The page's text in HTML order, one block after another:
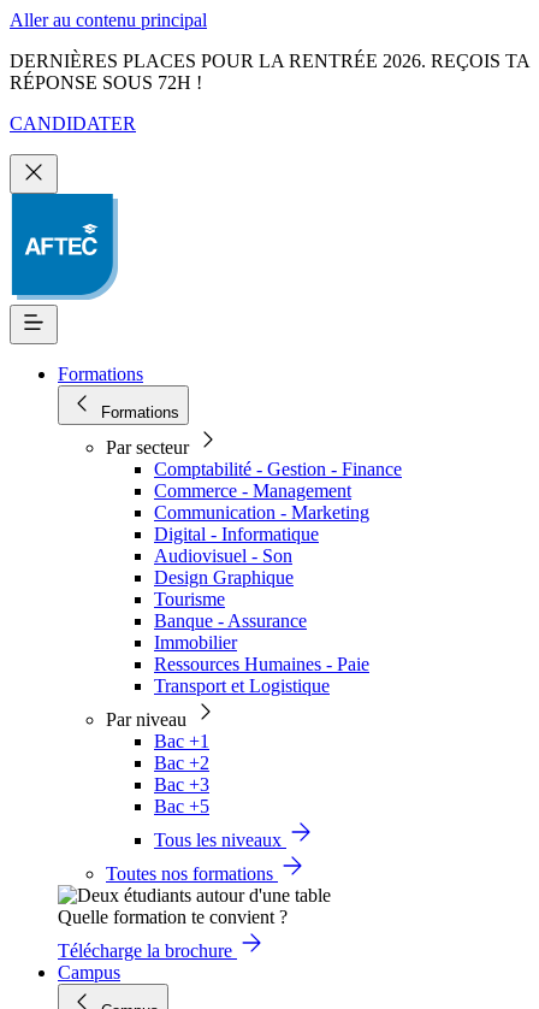
Aller au contenu principal
DERNIÈRES PLACES POUR LA RENTRÉE 2026. REÇOIS TA
RÉPONSE SOUS 72H !
CANDIDATER
Formations
Formations
Par secteur
Comptabilité - Gestion - Finance
Commerce - Management
Communication - Marketing
Digital - Informatique
Audiovisuel - Son
Design Graphique
Tourisme
Banque - Assurance
Immobilier
Ressources Humaines - Paie
Transport et Logistique
Par niveau
Bac +1
Bac +2
Bac +3
Bac +5
Tous les niveaux
Toutes nos formations
Quelle formation te convient ?
Télécharge la brochure
Campus